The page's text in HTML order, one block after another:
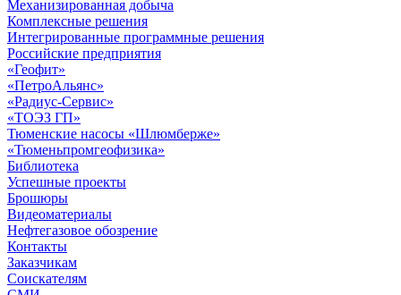
Механизированная добыча
Комплексные решения
Интегрированные программные решения
Российские предприятия
«Геофит»
«ПетроАльянс»
«Радиус-Сервис»
«ТОЭЗ ГП»
Тюменские насосы «Шлюмберже»
«Тюменьпромгеофизика»
Библиотека
Успешные проекты
Брошюры
Видеоматериалы
Нефтегазовое обозрение
Контакты
Заказчикам
Соискателям